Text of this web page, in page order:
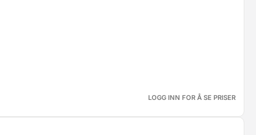
LOGG INN FOR Å SE PRISER